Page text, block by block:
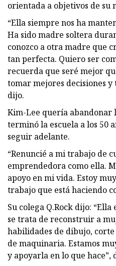
orientada a objetivos de su
“Ella siempre nos ha
Ha sido madre soltera
conozco a otra madre que
tan perfecta. Quiero ser
recuerda que seré mejor
tomar mejores decisiones
dijo.
Kim-Lee quería abandonar
terminó la escuela a los 50
seguir adelante.
“Renuncié a mi trabajo de
emprendedora como ella.
apoyo en mi vida. Estoy
trabajo que está haciendo
Su colega Q.Rock dijo:
se trata de reconstruir a
habilidades de dibujo,
de maquinaria. Estamos
y apoyarla en lo que hace”,